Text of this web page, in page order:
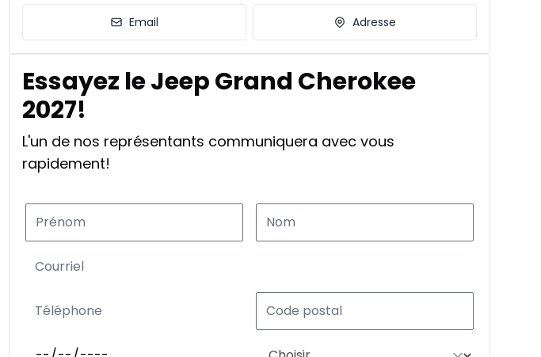
Email Adresse
Essayez le Jeep Grand Cherokee
2027!
L'un de nos représentants communiquera avec vous
rapidement!